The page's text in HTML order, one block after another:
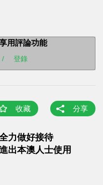
用評論功能
/ 登錄
收藏 分享
力做好接待
出本澳人士使用